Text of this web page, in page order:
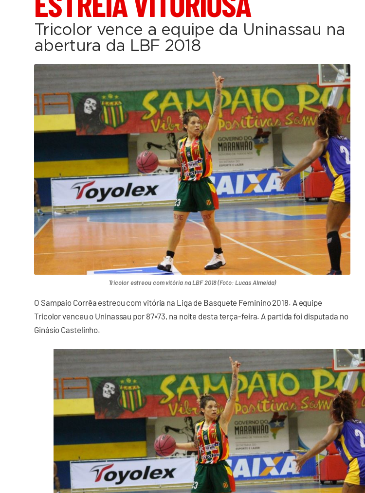
Tricolor vence a equipe da Uninassau na
abertura da LBF 2018
Tricolor estreou com vitória na LBF 2018 (Foto: Lucas Almeida)
O Sampaio Corrêa estreou com vitória na Liga de Basquete Feminino 2018. A equipe
Tricolor venceu o Uninassau por 87×73, na noite desta terça-feira. A partida foi disputada no
Ginásio Castelinho.